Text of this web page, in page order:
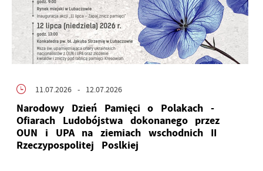
11.07.2026 - 12.07.2026
Narodowy Dzień Pamięci o Polakach -
Ofiarach Ludobójstwa dokonanego przez
OUN i UPA na ziemiach wschodnich II
Rzeczypospolitej Poslkiej